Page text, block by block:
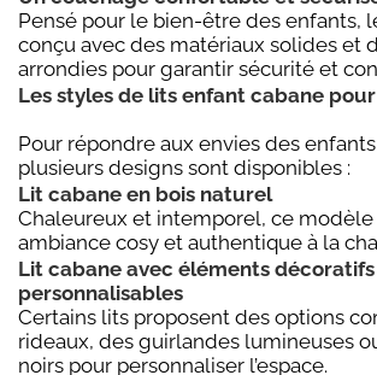
Pensé pour le bien-être des enfants,
conçu avec des matériaux solides et
arrondies pour garantir sécurité et
Les styles de lits enfant cabane
Pour répondre aux envies des
plusieurs designs sont disponibles :
Lit cabane en bois naturel
Chaleureux et intemporel, ce
ambiance cosy et authentique à la
Lit cabane avec éléments décoratifs
personnalisables
Certains lits proposent des options
rideaux, des guirlandes lumineuses
noirs pour personnaliser l’espace.